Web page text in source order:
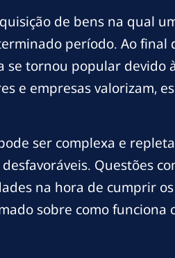
de bens na qual
período. Ao final
tornou popular devido
e empresas valorizam,
ser complexa e
Questões
na hora de cumprir
sobre como funciona